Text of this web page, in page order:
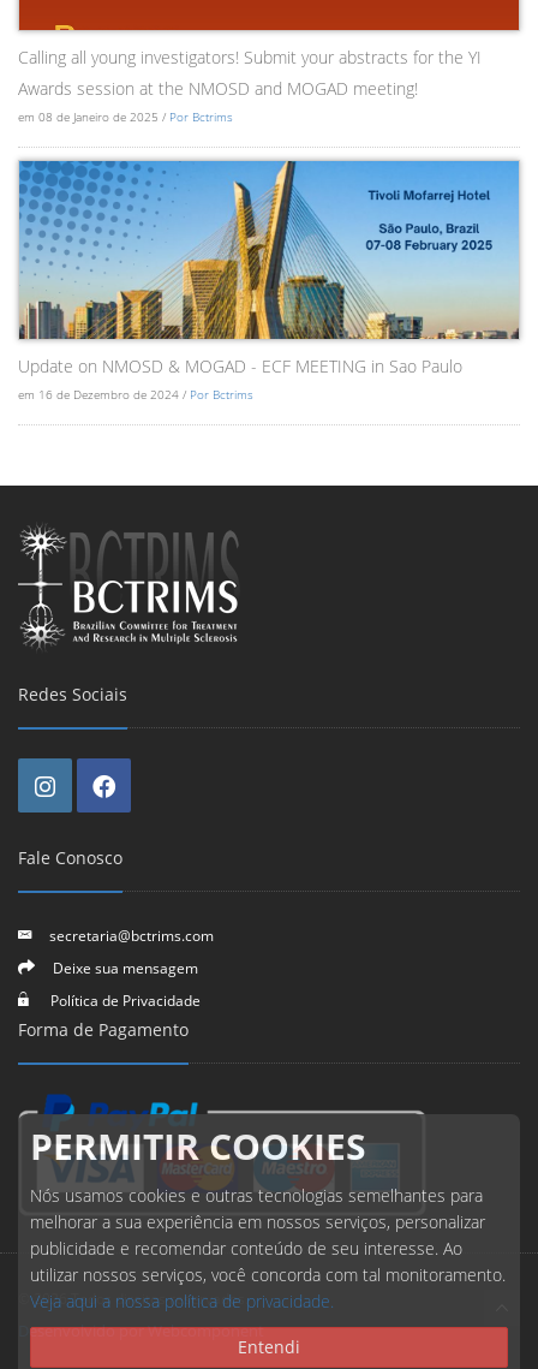
Calling all young investigators! Submit your abstracts for the YI
Awards session at the NMOSD and MOGAD meeting!
em 08 de Janeiro de 2025 / Por Bctrims
Update on NMOSD & MOGAD - ECF MEETING in Sao Paulo
em 16 de Dezembro de 2024 / Por Bctrims
Redes Sociais
Fale Conosco
secretaria@bctrims.com
Deixe sua mensagem
Política de Privacidade
Forma de Pagamento
© 2026 Todos direitos reservados.
Desenvolvido por Webcomponent
PERMITIR COOKIES
Nós usamos cookies e outras tecnologias semelhantes para
melhorar a sua experiência em nossos serviços, personalizar
publicidade e recomendar conteúdo de seu interesse. Ao
utilizar nossos serviços, você concorda com tal monitoramento.
Veja aqui a nossa política de privacidade.
Entendi